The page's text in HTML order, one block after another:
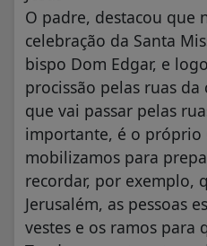
O padre, destacou que
celebração da Santa
bispo Dom Edgar, e
procissão pelas ruas da
que vai passar pelas
importante, é o próprio
mobilizamos para
recordar, por exemplo,
Jerusalém, as pessoas
vestes e os ramos para